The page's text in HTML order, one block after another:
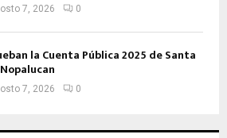
7, 2026 0
la Cuenta Pública 2025 de Santa
7, 2026 0